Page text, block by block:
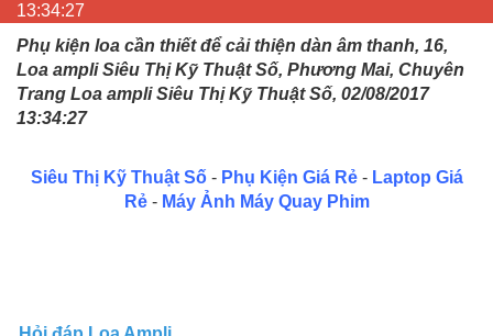
13:34:27
Phụ kiện loa cần thiết để cải thiện dàn âm thanh, 16,
Loa ampli Siêu Thị Kỹ Thuật Số, Phương Mai, Chuyên
Trang Loa ampli Siêu Thị Kỹ Thuật Số, 02/08/2017
13:34:27
Siêu Thị Kỹ Thuật Số- Phụ Kiện Giá Rẻ- Laptop Giá
Rẻ- Máy Ảnh Máy Quay Phim